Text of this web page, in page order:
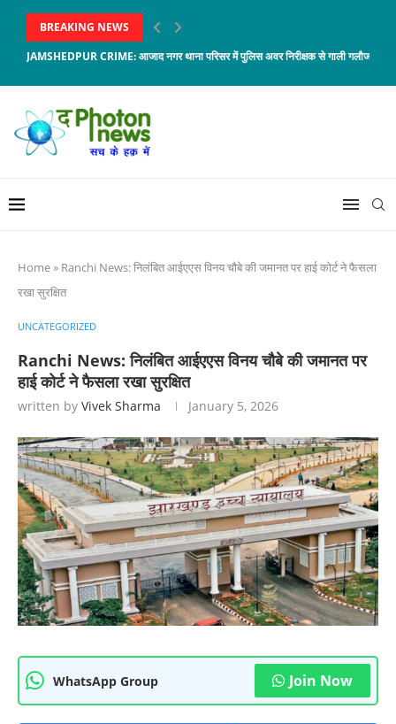
BREAKING NEWS
JAMSHEDPUR CRIME: आजाद नगर थाना परिसर में पुलिस अवर निरीक्षक से गाली गलौज,
Home» Ranchi News: निलंबित आईएएस विनय चौबे की जमानत पर हाई कोर्ट ने फैसला
रखा सुरक्षित
UNCATEGORIZED
Ranchi News: निलंबित आईएएस विनय चौबे की जमानत पर
हाई कोर्ट ने फैसला रखा सुरक्षित
written by Vivek Sharma January 5, 2026
WhatsApp Group Join Now